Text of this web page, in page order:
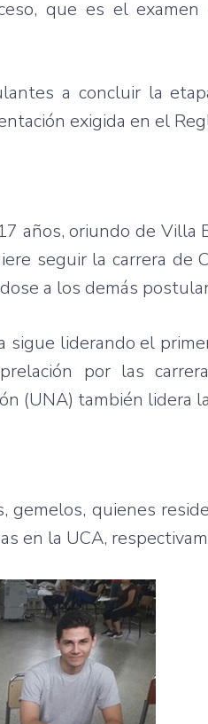
que es el examen
a concluir la
exigida en el
años, oriundo de Villa
seguir la carrera de
a los demás
sigue liderando el
por las
(UNA) también lidera
gemelos, quienes
en la UCA,